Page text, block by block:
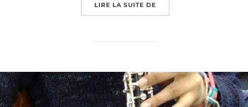
LIRE LA SUITE DE« « LA MMPLO SE